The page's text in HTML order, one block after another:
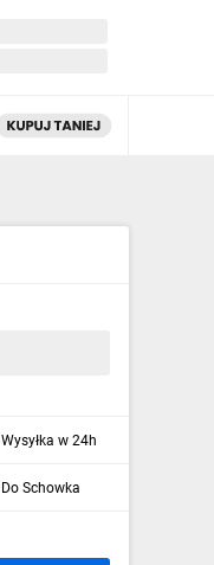
Wysyłka w 24h
Do Schowka